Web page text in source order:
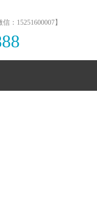
：15251600007】